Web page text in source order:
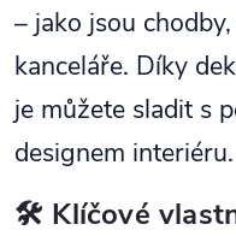
– jako jsou
kanceláře. Díky
je můžete sladit s
designem interiéru.
🛠️ Klíčové